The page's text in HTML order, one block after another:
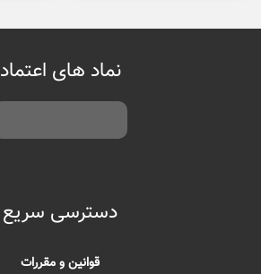
نماد های اعتماد
دسترسی سریع
قوانین و مقررات